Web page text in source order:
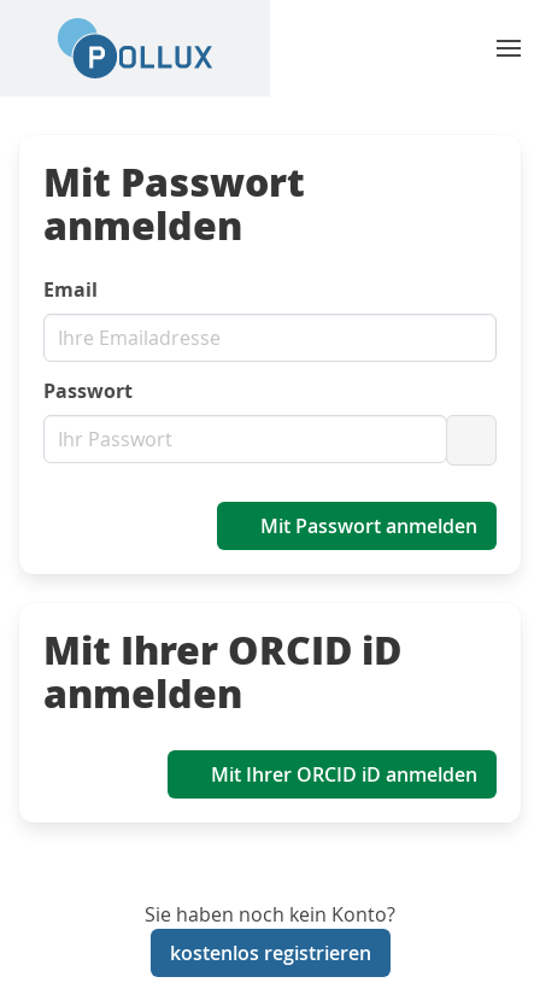
Mit Passwort
anmelden
Email
Passwort
Mit Passwort anmelden
Mit Ihrer ORCID iD
anmelden
Mit Ihrer ORCID iD anmelden
Sie haben noch kein Konto?
kostenlos registrieren